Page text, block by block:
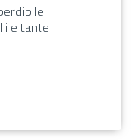
e tante